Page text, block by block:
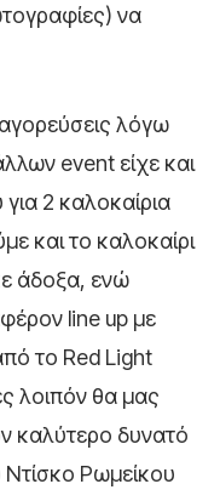
να
λόγω
event είχε και
2 καλοκαίρια
και το καλοκαίρι
άδοξα, ενώ
line up με
το Red Light
λοιπόν θα μας
καλύτερο δυνατό
Ρωμείκου